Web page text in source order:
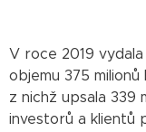
V roce 2019
objemu 375 milionů
z nichž upsala 339
investorů a klientů